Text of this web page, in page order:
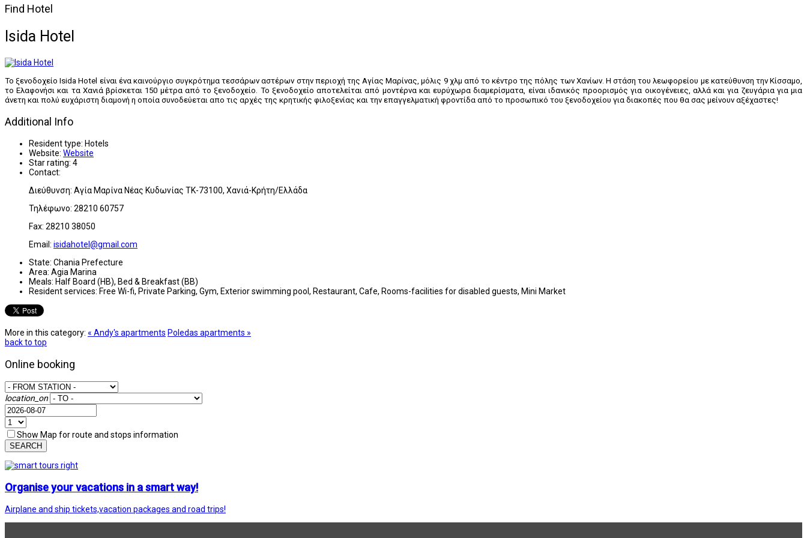
Find Hotel
Isida Hotel
Το ξενοδοχείοIsidaHotel είναι ένα καινούργιο συγκρότημα τεσσάρων αστέρων στην περιοχή της Αγίας Μαρίνας, μόλις 9 χλμ από το κέντρο της πόλης των Χανίων. Η στάση του λεωφορείου με κατεύθυνση την Κίσσαμο,
το Ελαφονήσι και τα Χανιά βρίσκεται 150 μέτρα από το ξενοδοχείο. Το ξενοδοχείο αποτελείται από μοντέρνα και ευρύχωρα διαμερίσματα, είναι ιδανικός προορισμός για οικογένειες, αλλά και για ζευγάρια για μια
άνετη και πολύ ευχάριστη διαμονή η οποία συνοδεύεται απο τις αρχές της κρητικής φιλοξενίας και την επαγγελματική φροντίδα από το προσωπικό του ξενοδοχείου για διακοπές που θα σας μείνουν αξέχαστες!
Additional Info
Resident type: Hotels
Website: Website
Star rating: 4
Contact:
Διεύθυνση: Αγία Μαρίνα Νέας Κυδωνίας ΤΚ-73100, Χανιά-Κρήτη/Ελλάδα
Τηλέφωνο: 28210 60757
Fax: 28210 38050
Email: isidahotel@gmail.com
State: Chania Prefecture
Area: Agia Marina
Meals: Half Board (HB), Bed & Breakfast (BB)
Resident services: Free Wi-fi, Private Parking, Gym, Exterior swimming pool, Restaurant, Cafe, Rooms-facilities for disabled guests, Mini Market
More in this category: « Andy's apartments Poledas apartments »
back to top
Online booking
location_on
Show Map for route and stops information
SEARCH
Organise your vacations in a smart way!
Airplane and ship tickets,vacation packages and road trips!